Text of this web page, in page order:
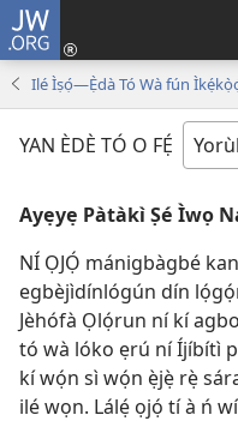
JW.ORG
Ilé Ìṣọ́—Ẹ̀dà Tó Wà fún
YAN ÈDÈ TÓ O FẸ́
Ayẹyẹ Pàtàkì Ṣé Ìwọ
NÍ ỌJỌ́ mánigbàgbé
egbèjìdínlógún dín
Jèhófà Ọlọ́run ní kí
tó wà lóko ẹrú ní Íjíbítì
kí wọ́n sì wọ́n ẹ̀jẹ̀ rẹ̀
ilé wọn. Lálẹ́ ọjọ́ tí à ń